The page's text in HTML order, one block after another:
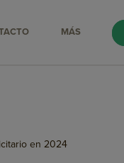
MÁS
en 2024